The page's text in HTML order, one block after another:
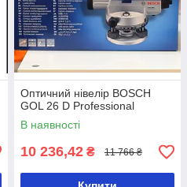
Оптичний нівелір BOSCH
GOL 26 D Professional
В наявності
10 236,42 ₴ 11 766 ₴